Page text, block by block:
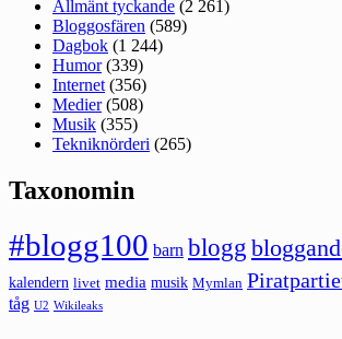
Allmänt tyckande (2 261)
Bloggosfären (589)
Dagbok (1 244)
Humor(339)
Internet (356)
Medier(508)
Musik (355)
Tekniknörderi (265)
Taxonomin
#blogg100 barn blogg
kalendern livet media musik Mymlan
tåg U2 Wikileaks